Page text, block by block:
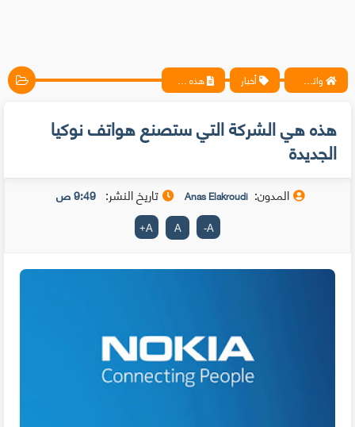
واتس آب ، فيسبوك ، أنترنت ، شروحات تقنية حصرية - المحترف أخبار هذه هي الشركة التي ستصنع هواتف نوكيا الجديدة
هذه هي الشركة التي ستصنع هواتف نوكيا
الجديدة
المدون: Anas Elakroudi تاريخ النشر: 9:49 ص
A
-
A
A
+